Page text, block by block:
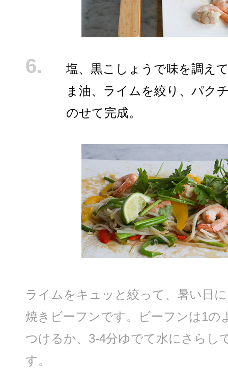
塩、黒こしょうで味を調え
ま油、ライムを絞り、パク
のせて完成。
ライムをキュッと絞って、暑い日
焼きビーフンです。ビーフンは1の
つけるか、3-4分ゆでて水にさらし
す。